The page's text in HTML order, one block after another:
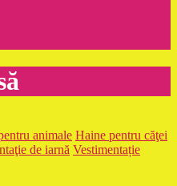
animale Haine pentru căţei
de iarnă Vestimentație